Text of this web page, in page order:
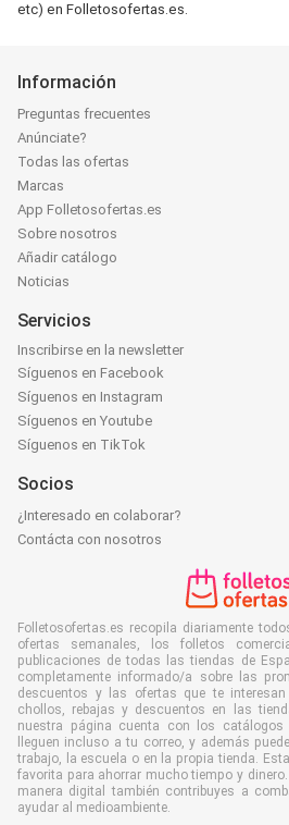
etc) en Folletosofertas.es.
Información
Preguntas frecuentes
Anúnciate?
Todas las ofertas
Marcas
App Folletosofertas.es
Sobre nosotros
Añadir catálogo
Noticias
Servicios
Inscribirse en la newsletter
Síguenos en Facebook
Síguenos en Instagram
Síguenos en Youtube
Síguenos en TikTok
Socios
¿Interesado en colaborar?
Contácta con nosotros
Folletosofertas.es recopila diariamente
ofertas semanales, los folletos
publicaciones de todas las tiendas de
completamente informado/a sobre las
descuentos y las ofertas que te
chollos, rebajas y descuentos en las
nuestra página cuenta con los
lleguen incluso a tu correo, y además
trabajo, la escuela o en la propia tienda.
favorita para ahorrar mucho tiempo y
manera digital también contribuyes a
ayudar al medioambiente.